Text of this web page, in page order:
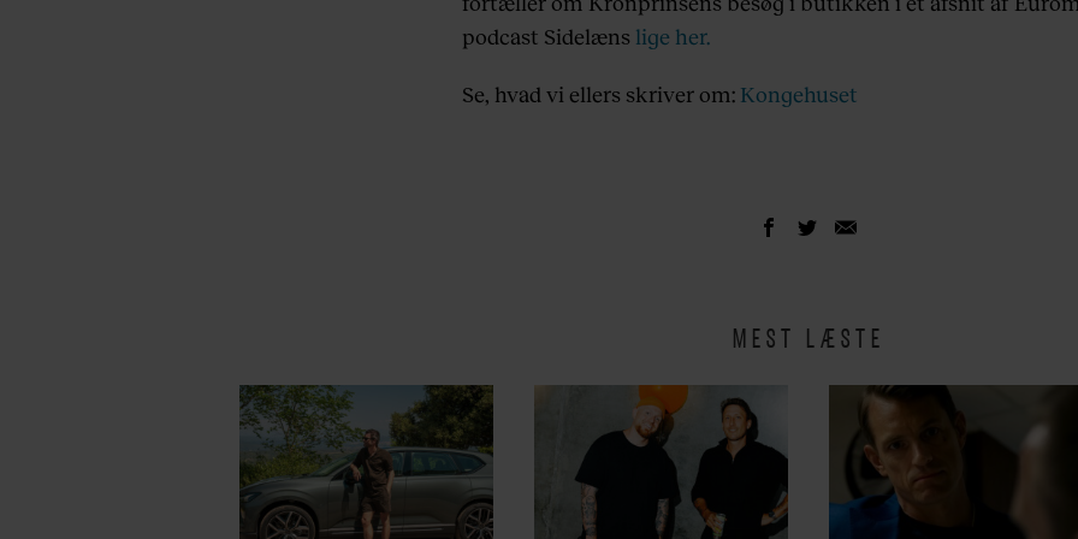
podcast Sidelæns lige her.
Se, hvad vi ellers skriver om: Kongehuset
MEST LÆSTE